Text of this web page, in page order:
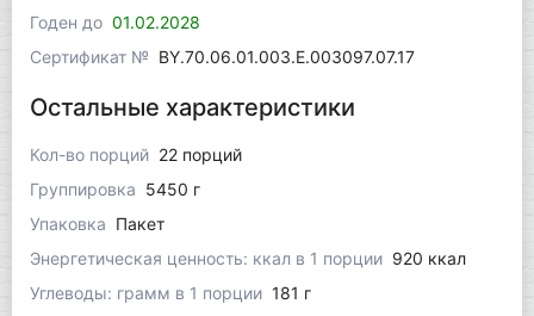
Годен до 01.02.2028
Сертификат № BY.70.06.01.003.Е.003097.07.17
Остальные характеристики
Кол-во порций 22 порций
Группировка 5450 г
Упаковка Пакет
Энергетическая ценность: ккал в 1 порции 920 ккал
Углеводы: грамм в 1 порции 181 г